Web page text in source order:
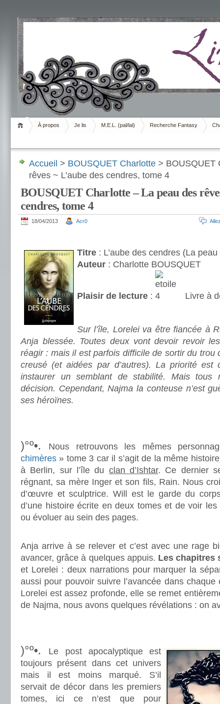
Livrement
À propos Je lis M.E.L. (pal/lal) Recherche Fantasy
Accueil > BOUSQUET Charlotte > BOUSQUET
rêves ~ L’aube des cendres, tome 4
BOUSQUET Charlotte – La peau des
cendres, tome 4
18/04/2013 Acr0
Titre : L’aube des cendres (La
Auteur : Charlotte BOUSQUET
Plaisir de lecture :
Livre à
Sur l’île, Lorelei va être fiancée à
Anja blessée. Toutes deux vont devoir revoir
réagir : mais il est parfois difficile de sortir du trou
creusé (et aidées par d’autres). La priorité est
instaurer un semblant de stabilité. Mais tous
décision. Cependant, Najma la conteuse n’est
ses héroïnes.
)°º•.
Nous retrouvons les mêmes
chimères » tome 3 car il s’agit de la même
à Berlin, sur l’île du clan d’Ishtar. Ce dernier
régnant, sa mère Inger et son fils, Rain. Nous
d’œuvre et sculptrice. Will est le garde du
d’une histoire écrite en deux tomes et de voir
ou évoluer au sein des pages.
Anja arrive à se relever et c’est avec une rage
avancer, grâce à quelques appuis. Les chapitres
et Lorelei : deux narrations pour marquer la
aussi pour pouvoir suivre l’avancée dans chaque
Lorelei est assez profonde, elle se remet
de Najma, nous avons quelques révélations : on
)°º•.
Le post apocalyptique est
toujours présent dans cet univers
mais il est moins marqué. S’il
servait de décor dans les premiers
tomes, ici ce n’est que pour